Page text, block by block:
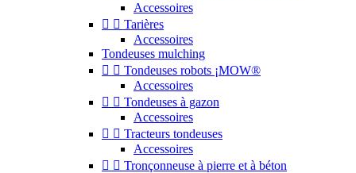
Accessoires
  Tarières
Accessoires
Tondeuses mulching
  Tondeuses robots ¡MOW®
Accessoires
  Tondeuses à gazon
Accessoires
  Tracteurs tondeuses
Accessoires
  Tronçonneuse à pierre et à béton